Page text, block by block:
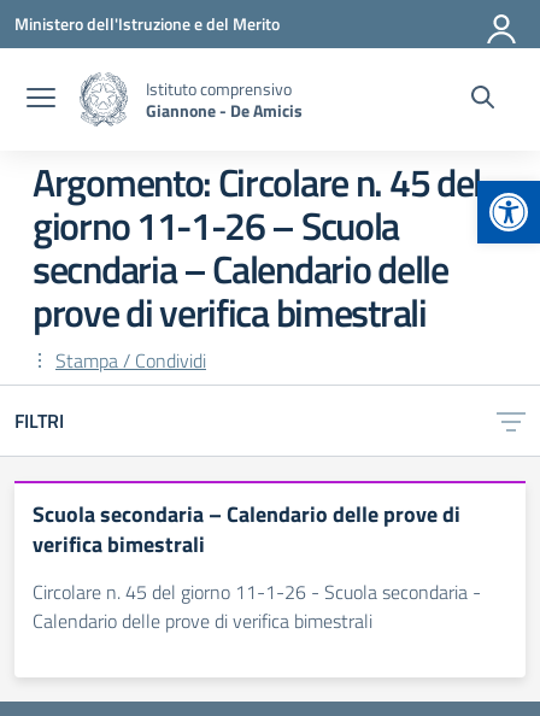
Vai ai contenuti
Vai al menu di navigazione
Vai al footer
Ministero dell'Istruzione e del Merito
Istituto comprensivo
Giannone - De Amicis
Argomento: Circolare n. 45 del
giorno 11-1-26 – Scuola
secndaria – Calendario delle
prove di verifica bimestrali
Stampa / Condividi
FILTRI
Scuola secondaria – Calendario delle prove di
verifica bimestrali
Circolare n. 45 del giorno 11-1-26 - Scuola secondaria -
Calendario delle prove di verifica bimestrali